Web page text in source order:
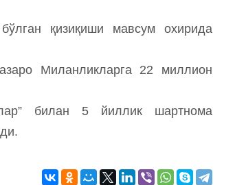
қизиқиши мавсум охирида
Миланликларга 22 миллион
билан 5 йиллик шартнома